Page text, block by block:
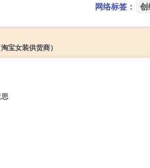
网络标签： 创
宝女装供货商）